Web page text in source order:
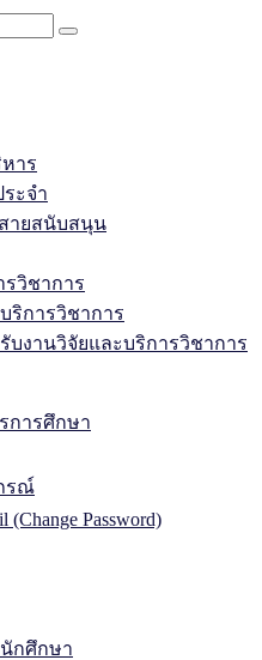
าร
ะจำ
ายสนับสนุน
รวิชาการ
ริการวิชาการ
บงานวิจัยและบริการวิชาการ
การศึกษา
รณ์
Password)
กศึกษา